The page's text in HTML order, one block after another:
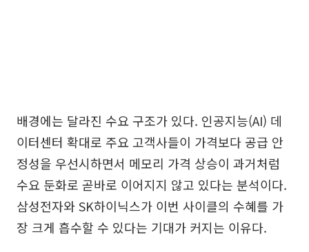
배경에는 달라진 수요 구조가 있다. 인공지능(AI) 데
이터센터 확대로 주요 고객사들이 가격보다 공급 안
정성을 우선시하면서 메모리 가격 상승이 과거처럼
수요 둔화로 곧바로 이어지지 않고 있다는 분석이다.
삼성전자와 SK하이닉스가 이번 사이클의 수혜를 가
장 크게 흡수할 수 있다는 기대가 커지는 이유다.